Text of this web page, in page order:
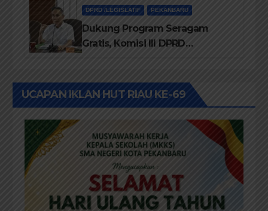
DPRD /LEGISLATIF PEKANBARU
Dukung Program Seragam
Gratis, Komisi III DPRD
Diprioritaskan
UCAPAN IKLAN HUT RIAU KE-69